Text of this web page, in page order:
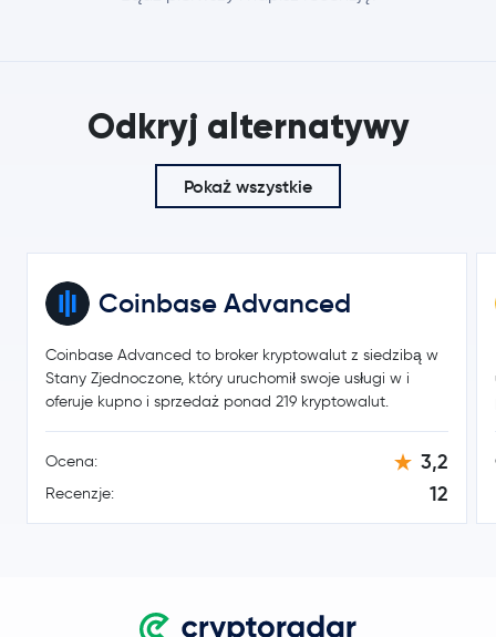
Cardano ADA
-0,2 %
LINK
0,0 %
Toncoin TON
0,8 %
0,0985 USD
Gram (prev. Toncoin) GRAM
Odkryj alternatywy
Pokaż wszystkie
Coinbase Advanced
Coinbase Advanced to broker kryptowalut z siedzibą w
Stany Zjednoczone, który uruchomił swoje usługi w i
oferuje kupno i sprzedaż ponad 219 kryptowalut.
Ocena: 3,2
Recenzje: 12